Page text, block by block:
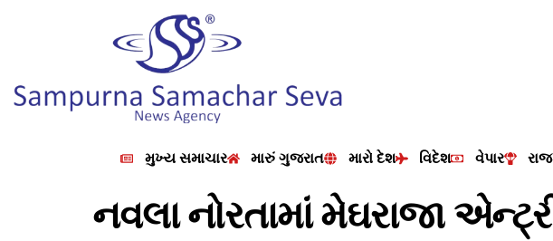
મુખ્ય સમાચાર મારું ગુજરાત મારો દેશ વિદેશ વેપાર
નવલા નોરતામાં મેઘરાજા